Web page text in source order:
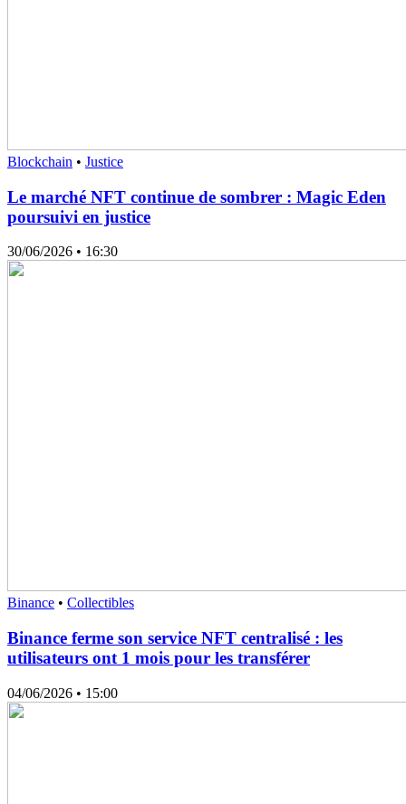
Blockchain • Justice
Le marché NFT continue de sombrer : Magic Eden
poursuivi en justice
30/06/2026 • 16:30
Binance • Collectibles
Binance ferme son service NFT centralisé : les
utilisateurs ont 1 mois pour les transférer
04/06/2026 • 15:00